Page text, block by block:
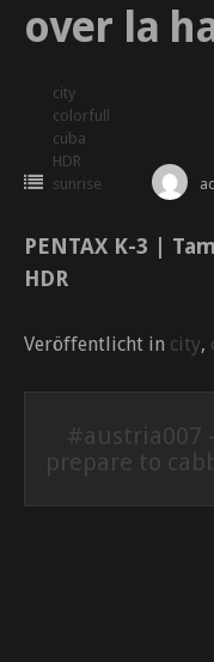
over la
city
colorfull
cuba
HDR
sunrise
PENTAX K-3 |
HDR
Veröffentlicht in city,
Beitrags-
Navigation
#austria007
prepare to